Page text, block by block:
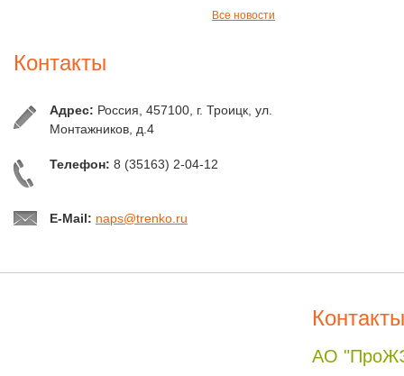
Все новости
Контакты
Адрес: Россия, 457100, г. Троицк, ул.
Монтажников, д.4
Телефон: 8 (35163) 2-04-12
E-Mail: naps@trenko.ru
Контакты
АО